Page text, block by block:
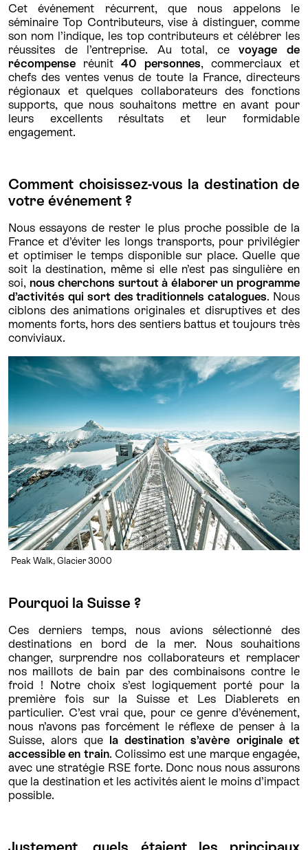
Cet événement récurrent, que nous appelons le
séminaire Top Contributeurs, vise à distinguer, comme
son nom l’indique, les top contributeurs et célébrer les
réussites de l’entreprise. Au total, cevoyage de
récompense réunit 40 personnes, commerciaux et
chefs des ventes venus de toute la France, directeurs
régionaux et quelques collaborateurs des fonctions
supports, que nous souhaitons mettre en avant pour
leurs excellents résultats et leur formidable
engagement.
Comment choisissez-vous la destination de
votre événement ?
Nous essayons de rester le plus proche possible de la
France et d’éviter les longs transports, pour privilégier
et optimiser le temps disponible sur place. Quelle que
soit la destination, même si elle n’est pas singulière en
soi, nous cherchons surtout à élaborer un programme
d’activités qui sort des traditionnels catalogues. Nous
ciblons des animations originales et disruptives et des
moments forts, hors des sentiers battus et toujours très
conviviaux.
Peak Walk, Glacier 3000
Pourquoi la Suisse ?
Ces derniers temps, nous avions sélectionné des
destinations en bord de la mer. Nous souhaitions
changer, surprendre nos collaborateurs et remplacer
nos maillots de bain par des combinaisons contre le
froid ! Notre choix s’est logiquement porté pour la
première fois sur la Suisse et Les Diablerets en
particulier. C’est vrai que, pour ce genre d’événement,
nous n’avons pas forcément le réflexe de penser à la
Suisse, alors que la destination s’avère originale et
accessible en train. Colissimo est une marque engagée,
avec une stratégie RSE forte. Donc nous nous assurons
que la destination et les activités aient le moins d’impact
possible.